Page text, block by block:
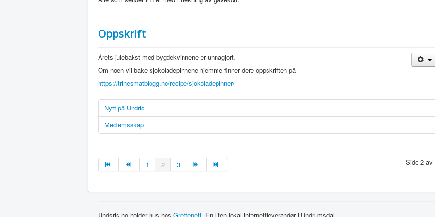
Oppskrift
Årets julebakst med bygdekvinnene er unnagjort.
Om noen vil bake sjokoladepinnene hjemme finner dere oppskriften på
https://trinesmatblogg.no/recipe/sjokoladepinner/
Nytt på Undris
Medlemsskap
Side 2 av
1 2 3
Undsris.no holder hus hos Grettenett. En liten lokal internettleverandør i Undrumsdal.